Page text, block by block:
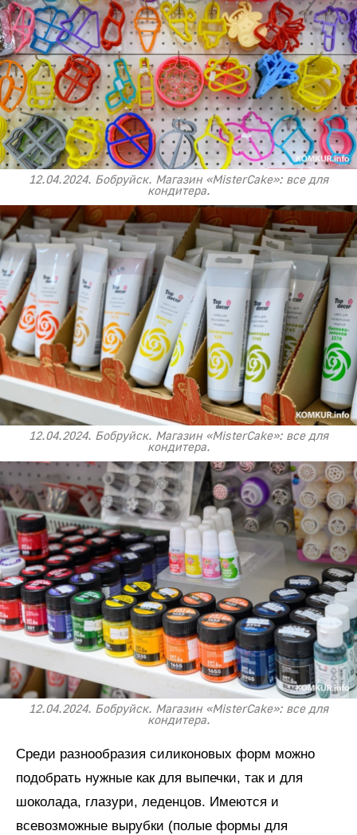
12.04.2024. Бобруйск. Магазин «MisterCake»: все для
кондитера.
12.04.2024. Бобруйск. Магазин «MisterCake»: все для
кондитера.
12.04.2024. Бобруйск. Магазин «MisterCake»: все для
кондитера.
Среди разнообразия силиконовых форм можно
подобрать нужные как для выпечки, так и для
шоколада, глазури, леденцов. Имеются и
всевозможные вырубки (полые формы для